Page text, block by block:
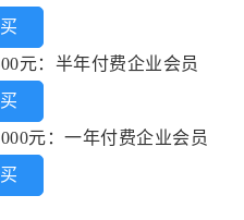
元：半年付费企业会员
元：一年付费企业会员